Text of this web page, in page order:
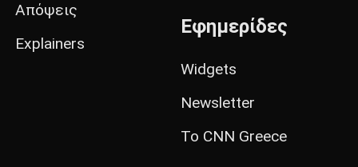
Απόψεις
Explainers
Εφημερίδες
Widgets
Newsletter
Το CNN Greece